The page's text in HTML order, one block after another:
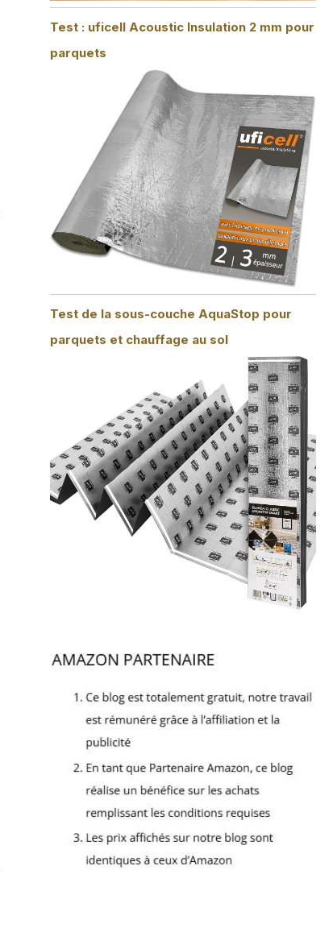
Test : uficell Acoustic Insulation 2 mm pour
parquets
Test de la sous-couche AquaStop pour
parquets et chauffage au sol